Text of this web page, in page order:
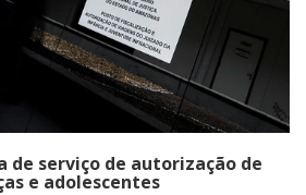
de serviço de autorização de
e adolescentes